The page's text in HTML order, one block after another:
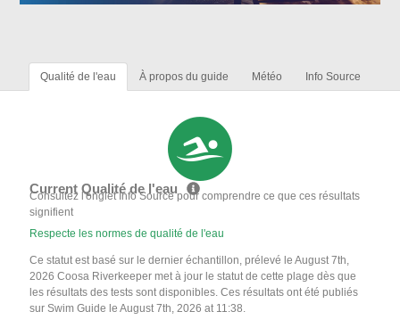
Qualité de l'eau À propos du guide Météo Info Source
Current Qualité de l'eau
Consultez l'onglet Info Source pour comprendre ce que ces résultats
signifient
Respecte les normes de qualité de l'eau
Ce statut est basé sur le dernier échantillon, prélevé le August 7th,
2026 Coosa Riverkeeper met à jour le statut de cette plage dès que
les résultats des tests sont disponibles. Ces résultats ont été publiés
sur Swim Guide le August 7th, 2026 at 11:38.